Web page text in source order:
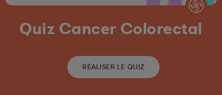
Quiz Cancer Colorectal
RÉALISER LE QUIZ